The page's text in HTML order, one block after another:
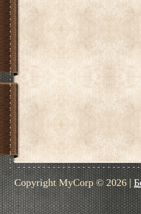
Copyright MyCorp © 2026|